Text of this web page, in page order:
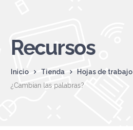
Recursos
Inicio Tienda
Hojas de trabajo
¿Cambian las palabras?